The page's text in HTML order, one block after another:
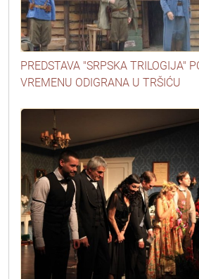
PREDSTAVA "SRPSKA TRILOGIJA"
VREMENU ODIGRANA U TRŠIĆU